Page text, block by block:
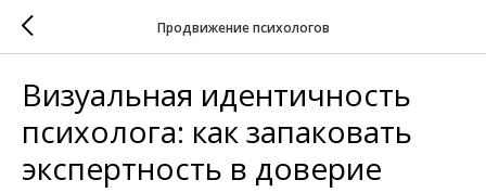
Продвижение психологов
Визуальная идентичность
психолога: как запаковать
экспертность в доверие